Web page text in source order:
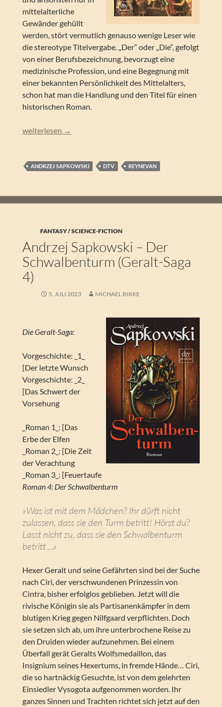
mittelalterliche
Gewänder gehüllt
werden, stört vermutlich genauso wenige Leser wie
die stereotype Titelvergabe. „Der“ oder „Die“, gefolgt
von einer Berufsbezeichnung, bevorzugt eine
medizinische Profession, und eine Begegnung mit
einer bekannten Persönlichkeit des Mittelalters,
schon hat man die Handlung und den Titel für einen
historischen Roman.
Andrzej Sapkowski – Narrenturm (Reynevan 01)
weiterlesen →
ANDRZEJ SAPKOWSKI DTV REYNEVAN
FANTASY / SCIENCE-FICTION
Andrzej Sapkowski – Der
Schwalbenturm (Geralt-Saga
4)
5. JULI 2023 MICHAEL BIRKE
Die Geralt-Saga:
Vorgeschichte: _1_
[Der letzte Wunsch
Vorgeschichte: _2_
[Das Schwert der
Vorsehung
_Roman 1_: [Das
Erbe der Elfen
_Roman 2_: [Die Zeit
der Verachtung
_Roman 3_: [Feuertaufe
Roman 4: Der Schwalbenturm
»Was ist mit dem Mädchen? Ihr dürft nicht
zulassen, dass sie den Turm betritt! Hörst du?
Lasst nicht zu, dass sie den Schwalbenturm
betritt …«
Hexer Geralt und seine Gefährten sind bei der Suche
nach Ciri, der verschwundenen Prinzessin von
Cintra, bisher erfolglos geblieben. Jetzt will die
rivische Königin sie als Partisanenkämpfer in dem
blutigen Krieg gegen Nilfgaard verpflichten. Doch
sie setzen sich ab, um ihre unterbrochene Reise zu
den Druiden wieder aufzunehmen. Bei einem
Überfall gerät Geralts Wolfsmedaillon, das
Insignium seines Hexertums, in fremde Hände… Ciri,
die so hartnäckig Gesuchte, ist von dem gelehrten
Einsiedler Vysogota aufgenommen worden. Ihr
ganzes Sinnen und Trachten richtet sich jetzt auf den